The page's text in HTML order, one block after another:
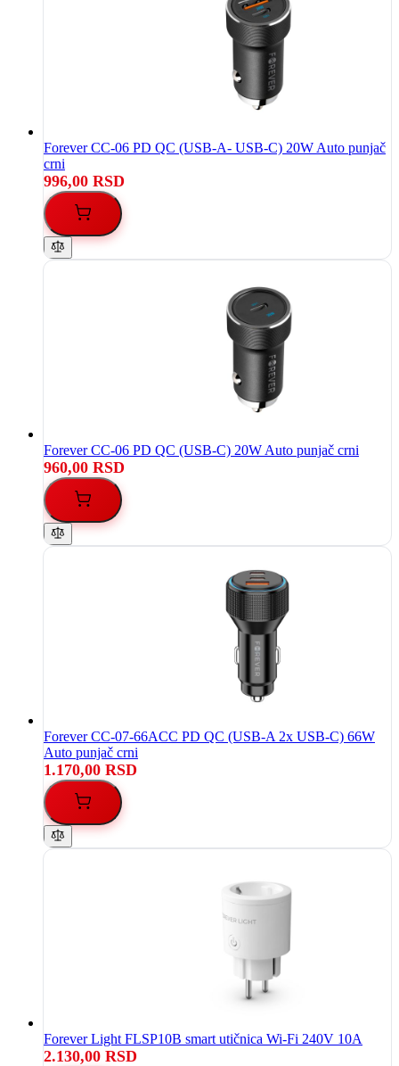
Forever CC-06 PD QC (USB-A- USB-C) 20W Auto punjač
crni
996,00 RSD
Forever CC-06 PD QC (USB-C) 20W Auto punjač crni
960,00 RSD
Forever CC-07-66ACC PD QC (USB-A 2x USB-C) 66W
Auto punjač crni
1.170,00 RSD
Forever Light FLSP10B smart utičnica Wi-Fi 240V 10A
2.130,00 RSD